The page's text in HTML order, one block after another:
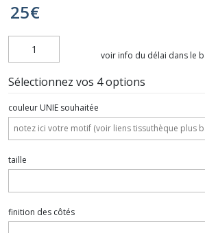
25€
voir info du délai dans le
Sélectionnez vos 4 options
couleur UNIE souhaitée
taille
finition des côtés